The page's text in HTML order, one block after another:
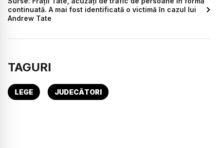
continuată. A mai fost identificată o victimă în cazul lui
Andrew Tate
TAGURI
LEGE JUDECĂTORI